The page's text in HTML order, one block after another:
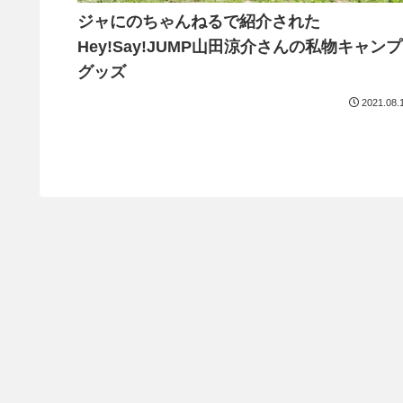
ジャにのちゃんねるで紹介された
Hey!Say!JUMP山田涼介さんの私物キャンプ
グッズ